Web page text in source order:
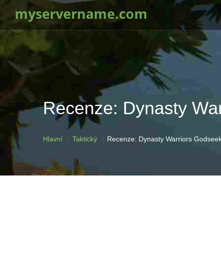
myservername.com
Recenze: Dynasty
Hlavní Taktický Recenze: Dynasty Warriors